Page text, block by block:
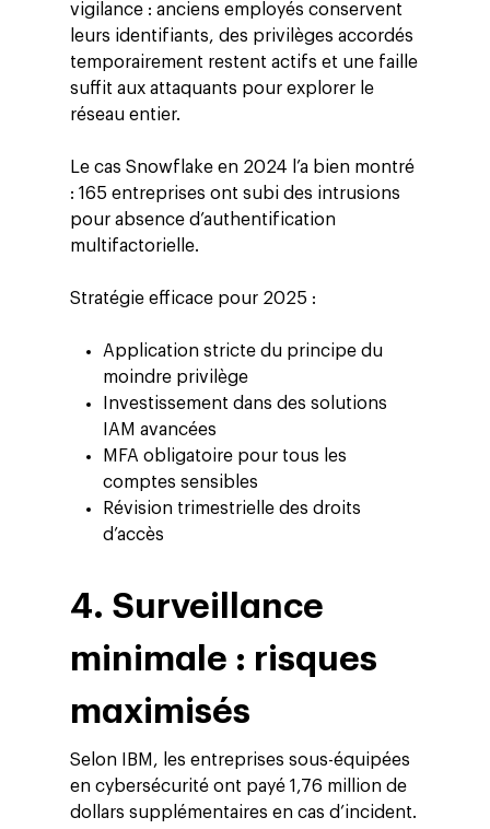
vigilance : anciens employés conservent
leurs identifiants, des privilèges accordés
temporairement restent actifs et une faille
suffit aux attaquants pour explorer le
réseau entier.
Le cas Snowflake en 2024 l’a bien montré
: 165 entreprises ont subi des intrusions
pour absence d’authentification
multifactorielle.
Stratégie efficace pour 2025 :
Application stricte du principe du
moindre privilège
Investissement dans des solutions
IAM avancées
MFA obligatoire pour tous les
comptes sensibles
Révision trimestrielle des droits
d’accès
4. Surveillance
minimale : risques
maximisés
Selon IBM, les entreprises sous-équipées
en cybersécurité ont payé 1,76 million de
dollars supplémentaires en cas d’incident.
Altivia
Marketing Digital
Adtech
Blog
Ebooks
Entreprise
Employés
Contact